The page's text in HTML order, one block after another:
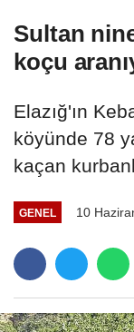
Sultan
koçu
Elazığ'ın
köyünde 78
kaçan
GENEL 10